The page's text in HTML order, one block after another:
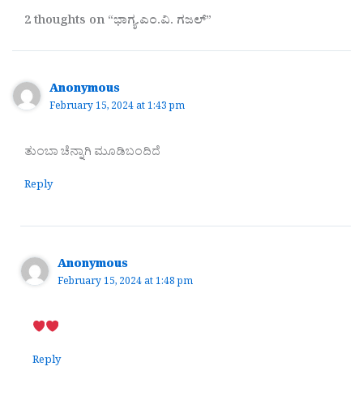
2 thoughts on “ಭಾಗ್ಯ.ಎಂ.ವಿ. ಗಜಲ್”
Anonymous
February 15, 2024 at 1:43 pm
ತುಂಬಾ ಚೆನ್ನಾಗಿ ಮೂಡಿಬಂದಿದೆ
Reply
Anonymous
February 15, 2024 at 1:48 pm
Reply